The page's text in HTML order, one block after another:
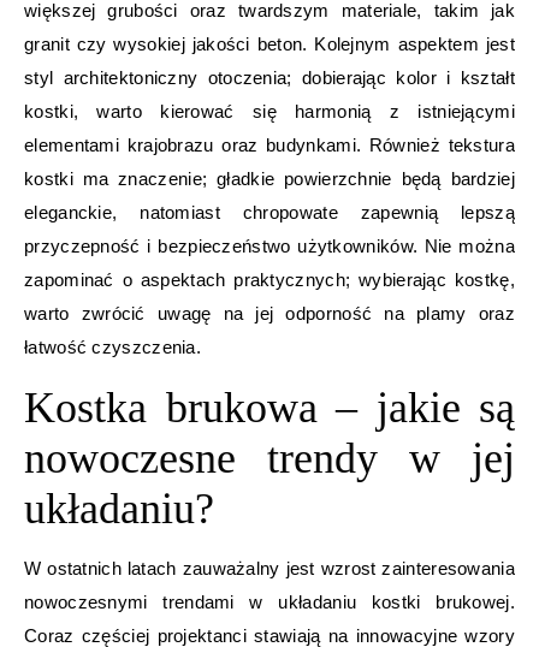
większej grubości oraz twardszym materiale, takim jak
granit czy wysokiej jakości beton. Kolejnym aspektem jest
styl architektoniczny otoczenia; dobierając kolor i kształt
kostki, warto kierować się harmonią z istniejącymi
elementami krajobrazu oraz budynkami. Również tekstura
kostki ma znaczenie; gładkie powierzchnie będą bardziej
eleganckie, natomiast chropowate zapewnią lepszą
przyczepność i bezpieczeństwo użytkowników. Nie można
zapominać o aspektach praktycznych; wybierając kostkę,
warto zwrócić uwagę na jej odporność na plamy oraz
łatwość czyszczenia.
Kostka brukowa – jakie są
nowoczesne trendy w jej
układaniu?
W ostatnich latach zauważalny jest wzrost zainteresowania
nowoczesnymi trendami w układaniu kostki brukowej.
Coraz częściej projektanci stawiają na innowacyjne wzory